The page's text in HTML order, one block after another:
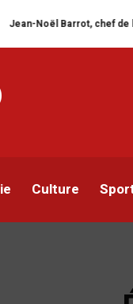
Barrot, chef de la
Culture